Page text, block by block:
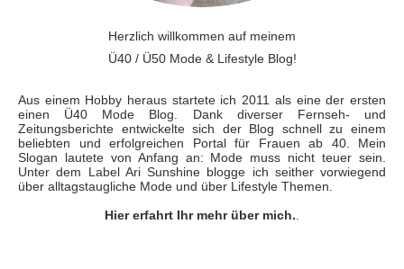
Herzlich willkommen auf meinem
Ü40 / Ü50 Mode & Lifestyle Blog!
Aus einem Hobby heraus startete ich 2011 als eine der ersten
einen Ü40 Mode Blog. Dank diverser Fernseh- und
Zeitungsberichte entwickelte sich der Blog schnell zu einem
beliebten und erfolgreichen Portal für Frauen ab 40. Mein
Slogan lautete von Anfang an: Mode muss nicht teuer sein.
Unter dem Label Ari Sunshine blogge ich seither vorwiegend
über alltagstaugliche Mode und über Lifestyle Themen.
Hier erfahrt Ihr mehr über mich.